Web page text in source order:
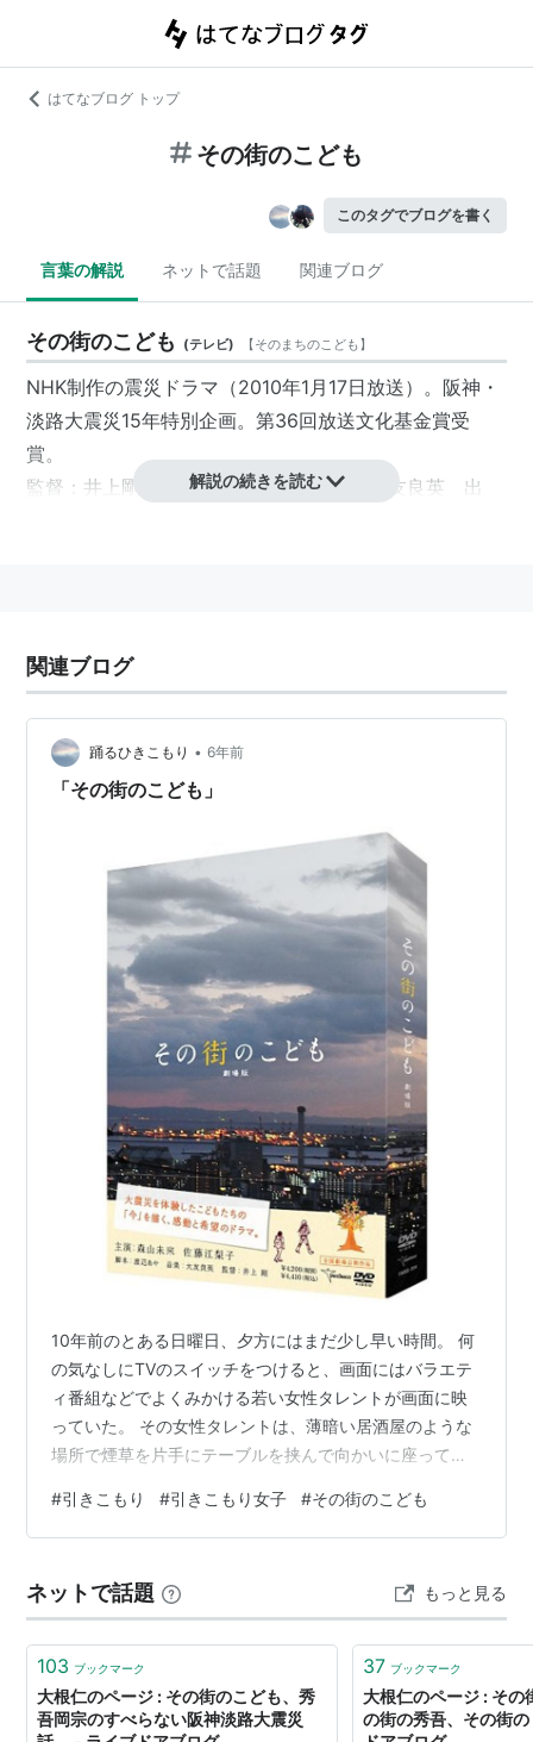
はてなブログ トップ
その街のこども
このタグでブログを書く
言葉の解説 ネットで話題 関連ブログ
その街のこども (テレビ) 【そのまちのこども】
NHK制作の震災ドラマ（2010年1月17日放送）。阪神・
淡路大震災15年特別企画。第36回放送文化基金賞受
賞。
監督：井上剛 脚本：渡辺あや 音楽：大友良英 出
日兵庫・大阪先行公開。2011年1月15日より全国公開。
解説の続きを読む
関連ブログ
踊るひきこもり • 6年前
「その街のこども」
10年前のとある日曜日、夕方にはまだ少し早い時間。 何
の気なしにTVのスイッチをつけると、画面にはバラエテ
ィ番組などでよくみかける若い女性タレントが画面に映
っていた。 その女性タレントは、薄暗い居酒屋のような
場所で煙草を片手にテーブルを挟んで向かいに座ってい
タレントの姿があまりにも自然で、きっとドラマではな
くドキュメンタリー番組の類いだろうと思った。 どうや
優のようだ。 よくわからない設定の2人の役者の姿に惹
きつけられ、私はなんとなくその場から離れがたくなっ
てしまった。 テーブルの前で立ったま…
#引きこもり #引きこもり女子 #その街のこども
ネットで話題 もっと見る
103 ブックマーク
大根仁のページ : その街のこども、秀
吾岡宗のすべらない阪神淡路大震災
37 ブックマーク
大根仁のページ : その
の街の秀吾、その街